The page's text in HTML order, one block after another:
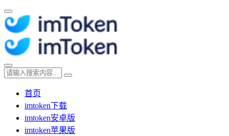
首页
imtoken下载
imtoken安卓版
imtoken苹果版